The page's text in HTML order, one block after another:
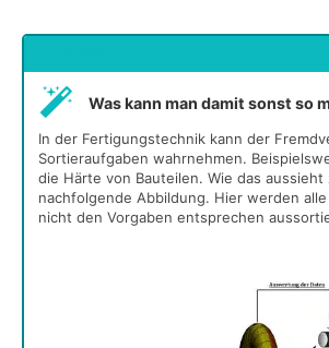
Was kann man damit sonst so
In der Fertigungstechnik kann der
Sortieraufgaben wahrnehmen.
die Härte von Bauteilen. Wie das
nachfolgende Abbildung. Hier werden
nicht den Vorgaben entsprechen